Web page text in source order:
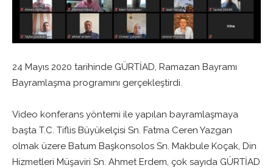
24 Mayıs 2020 tarihinde GÜRTİAD, Ramazan Bayramı
Bayramlaşma programını gerçekleştirdi.
Video konferans yöntemi ile yapılan bayramlaşmaya
başta T.C. Tiflis Büyükelçisi Sn. Fatma Ceren Yazgan
olmak üzere Batum Başkonsolos Sn. Makbule Koçak, Din
Hizmetleri Müşaviri Sn. Ahmet Erdem, çok sayıda GÜRTİAD